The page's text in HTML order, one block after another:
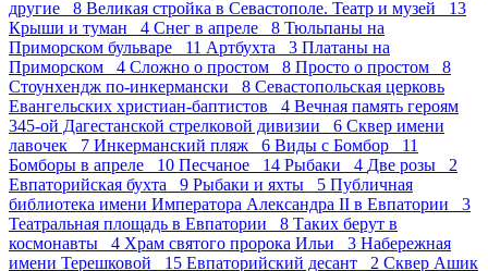
другие 8 Великая стройка в Севастополе. Театр и музей 13
Крыши и туман 4 Снег в апреле 8 Тюльпаны на
Приморском бульваре 11 Артбухта 3 Платаны на
Приморском 4 Сложно о простом 8 Просто о простом 8
Стоунхендж по-инкермански 8 Севастопольская церковь
Евангельских христиан-баптистов 4 Вечная память героям
345-ой Дагестанской стрелковой дивизии 6 Сквер имени
лавочек 7 Инкерманский пляж 6 Виды с Бомбор 11
Бомборы в апреле 10 Песчаное 14 Рыбаки 4 Две розы 2
Евпаторийская бухта 9 Рыбаки и яхты 5 Публичная
библиотека имени Императора Александра II в Евпатории 3
Театральная площадь в Евпатории 8 Таких берут в
космонавты 4 Храм святого пророка Ильи 3 Набережная
имени Терешковой 15 Евпаторийский десант 2 Сквер Ашик